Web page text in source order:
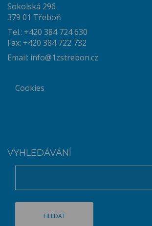
Sokolská 296
379 01 Třeboň
Tel.: +420 384 724 630
Fax: +420 384 722 732
Email: info@1zstrebon.cz
Cookies
VYHLEDÁVÁNÍ